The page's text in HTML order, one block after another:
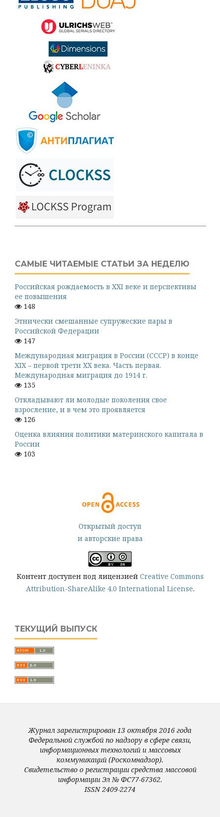
САМЫЕ ЧИТАЕМЫЕ СТАТЬИ ЗА НЕДЕЛЮ
Российская рождаемость в XXI веке и перспективы
ее повышения
148
Этнически смешанные супружеские пары в
Российской Федерации
147
Международная миграция в России (СССР) в конце
XIX – первой трети XX века. Часть первая.
Международная миграция до 1914 г.
135
Откладывают ли молодые поколения свое
взросление, и в чем это проявляется
126
Оценка влияния политики материнского капитала в
России
103
Открытый доступ
и авторские права
Контент доступен под лицензией Creative Commons
Attribution-ShareAlike 4.0 International License.
ТЕКУЩИЙ ВЫПУСК
Журнал зарегистрирован 13 октября 2016 года
Федеральной службой по надзору в сфере связи,
информационных технологий и массовых
коммуникаций (Роскомнадзор).
Свидетельство о регистрации средства массовой
информации Эл № ФС77-67362.
ISSN 2409-2274